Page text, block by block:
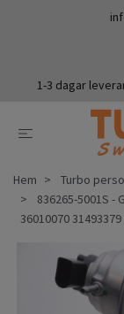
1-3 dagar
Hem Turbo
836265-5001S -
36010070